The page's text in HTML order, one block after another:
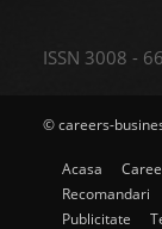
ISSN 3008 -
© careers-
Acasa
Recomandari
Publicitate